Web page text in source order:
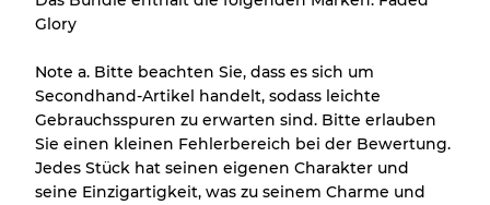
Es gibt eine Fehlermarge von bis zu
Unser 3-Stufen-System
Note A Fast neu, leichte Abnutzung
Glory
Note a. Bitte beachten Sie, dass es sich um
Secondhand-Artikel handelt, sodass leichte
Gebrauchsspuren zu erwarten sind. Bitte erlauben
Sie einen kleinen Fehlerbereich bei der Bewertung.
Jedes Stück hat seinen eigenen Charakter und
seine Einzigartigkeit, was zu seinem Charme und